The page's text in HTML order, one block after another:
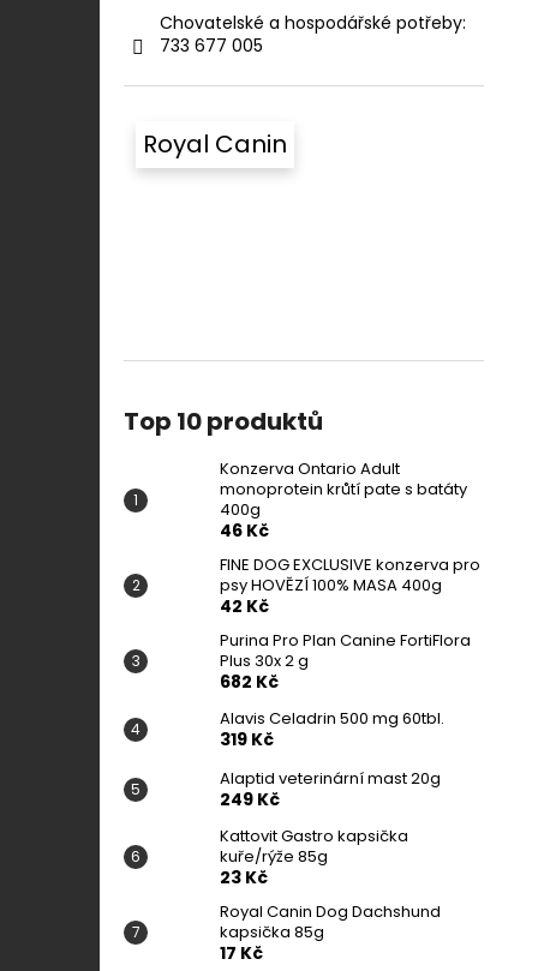
Chovatelské a hospodářské potřeby:​​⠀
733 677 005
Royal Canin
Top 10 produktů
Konzerva Ontario Adult
monoprotein krůtí pate s batáty
400g
46 Kč
FINE DOG EXCLUSIVE konzerva pro
psy HOVĚZÍ 100% MASA 400g
42 Kč
Purina Pro Plan Canine FortiFlora
Plus 30x 2 g
682 Kč
Alavis Celadrin 500 mg 60tbl.
319 Kč
Alaptid veterinární mast 20g
249 Kč
Kattovit Gastro kapsička
kuře/rýže 85g
23 Kč
Royal Canin Dog Dachshund
kapsička 85g
17 Kč